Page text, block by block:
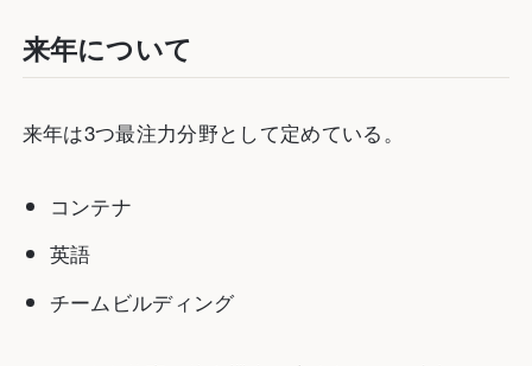
来年について
来年は3つ最注力分野として定めている。
コンテナ
英語
チームビルディング